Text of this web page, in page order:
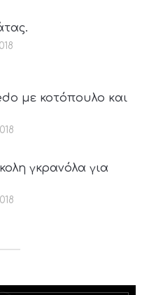
με κοτόπουλο και
γκρανόλα για